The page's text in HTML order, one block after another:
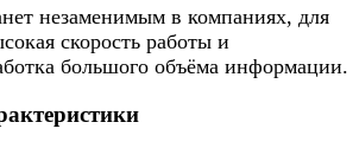
незаменимым в компаниях, для
скорость работы и
большого объёма информации.